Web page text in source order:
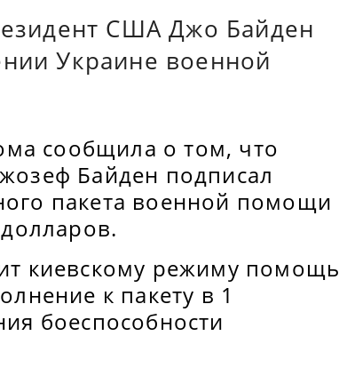
США Джо Байден
Украине военной
сообщила о том, что
Байден подписал
пакета военной помощи
киевскому режиму помощь
к пакету в 1
боеспособности